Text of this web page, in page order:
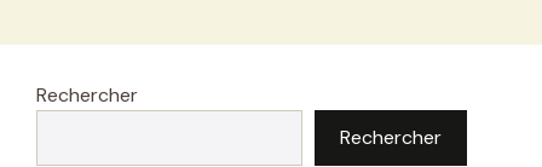
Rechercher
Rechercher